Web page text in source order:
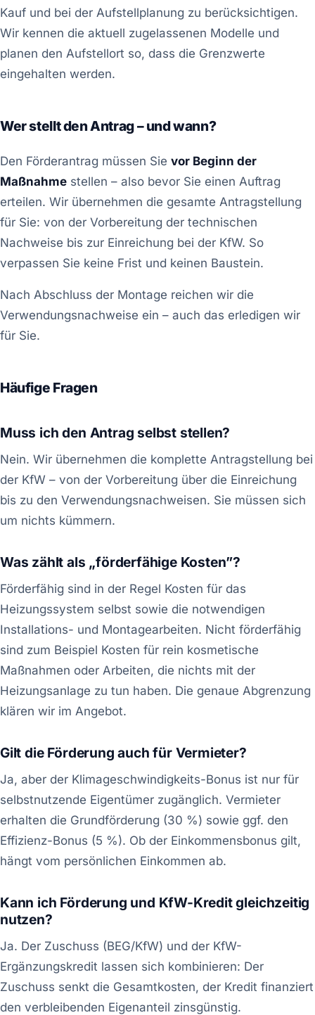
Kauf und bei der Aufstellplanung zu berücksichtigen.
Wir kennen die aktuell zugelassenen Modelle und
planen den Aufstellort so, dass die Grenzwerte
eingehalten werden.
Wer stellt den Antrag – und wann?
Den Förderantrag müssen Sie vor Beginn der
Maßnahme stellen – also bevor Sie einen Auftrag
erteilen. Wir übernehmen die gesamte Antragstellung
für Sie: von der Vorbereitung der technischen
Nachweise bis zur Einreichung bei der KfW. So
verpassen Sie keine Frist und keinen Baustein.
Nach Abschluss der Montage reichen wir die
Verwendungsnachweise ein – auch das erledigen wir
für Sie.
Häufige Fragen
Muss ich den Antrag selbst stellen?
Nein. Wir übernehmen die komplette Antragstellung bei
der KfW – von der Vorbereitung über die Einreichung
bis zu den Verwendungsnachweisen. Sie müssen sich
um nichts kümmern.
Was zählt als „förderfähige Kosten”?
Förderfähig sind in der Regel Kosten für das
Heizungssystem selbst sowie die notwendigen
Installations- und Montagearbeiten. Nicht förderfähig
sind zum Beispiel Kosten für rein kosmetische
Maßnahmen oder Arbeiten, die nichts mit der
Heizungsanlage zu tun haben. Die genaue Abgrenzung
klären wir im Angebot.
Gilt die Förderung auch für Vermieter?
Ja, aber der Klimageschwindigkeits-Bonus ist nur für
selbstnutzende Eigentümer zugänglich. Vermieter
erhalten die Grundförderung (30 %) sowie ggf. den
Effizienz-Bonus (5 %). Ob der Einkommensbonus gilt,
hängt vom persönlichen Einkommen ab.
Kann ich Förderung und KfW-Kredit gleichzeitig
nutzen?
Ja. Der Zuschuss (BEG/KfW) und der KfW-
Ergänzungskredit lassen sich kombinieren: Der
Zuschuss senkt die Gesamtkosten, der Kredit finanziert
den verbleibenden Eigenanteil zinsgünstig.